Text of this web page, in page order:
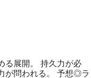
る展開。 持久力が必
が問われる。 予想◎ラ